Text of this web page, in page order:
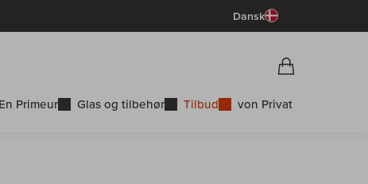
Dansk
En Primeur Glas og tilbehør Tilbud von Privat